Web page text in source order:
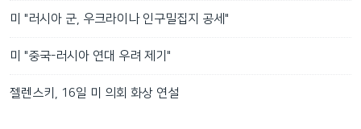
미 "러시아 군, 우크라이나 인구밀집지 공세"
미 "중국-러시아 연대 우려 제기"
젤렌스키, 16일 미 의회 화상 연설